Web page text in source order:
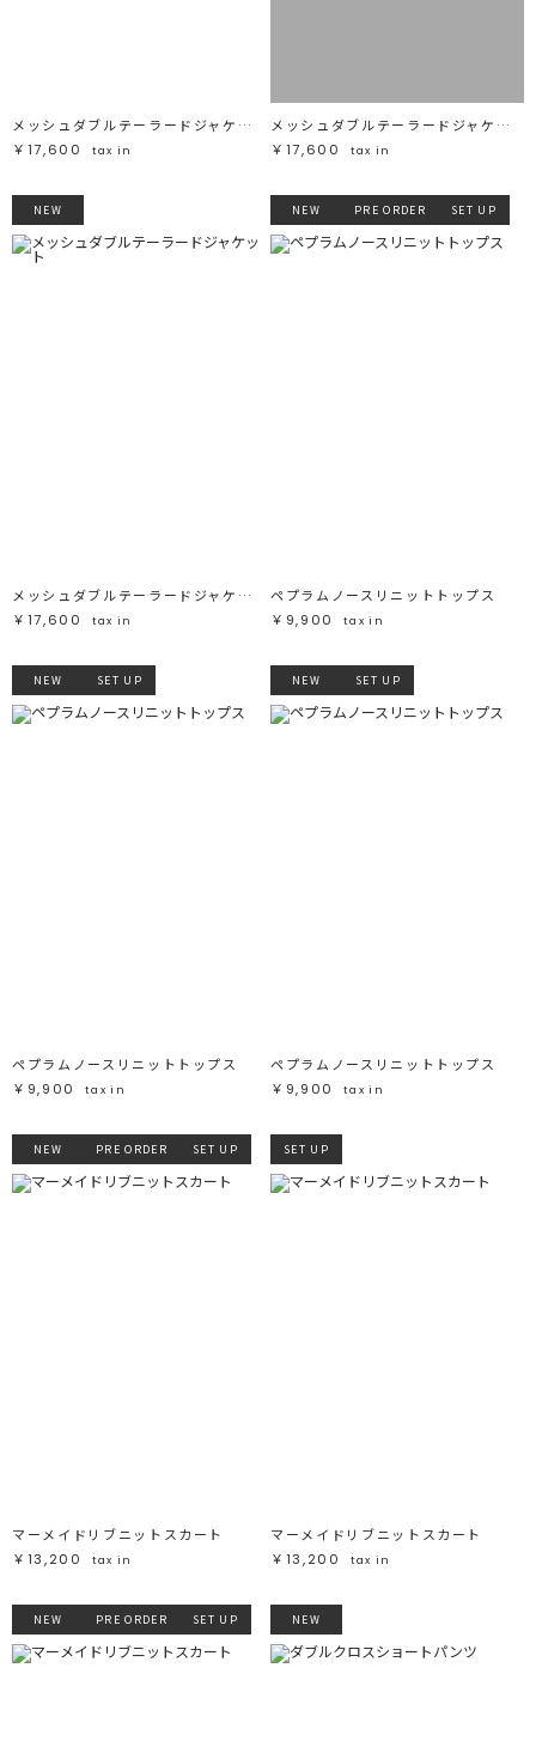
メッシュダブルテーラードジャケット
￥17,600
tax in
メッシュダブルテーラードジャケット
￥17,600
tax in
NEW
メッシュダブルテーラードジャケット
￥17,600
tax in
NEW PRE ORDER SET UP
ペプラムノースリニットトップス
￥9,900
tax in
NEW SET UP
ペプラムノースリニットトップス
￥9,900
tax in
NEW SET UP
ペプラムノースリニットトップス
￥9,900
tax in
NEW PRE ORDER SET UP
マーメイドリブニットスカート
￥13,200
tax in
SET UP
マーメイドリブニットスカート
￥13,200
tax in
NEW PRE ORDER SET UP NEW